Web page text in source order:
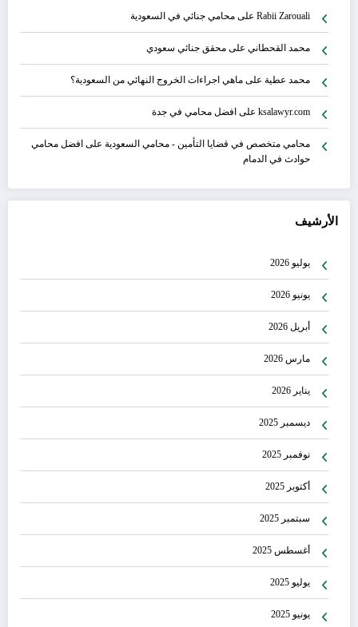
Rabii Zarouali على محامي جنائي في السعودية
محمد القحطاني على محقق جنائي سعودي
محمد عطية على ماهي اجراءات الخروج النهائي من السعودية؟
ksalawyr.com على افضل محامي في جدة
محامي متخصص في قضايا التأمين - محامي السعودية على افضل محامي
حوادث في الدمام
الأرشيف
يوليو 2026
يونيو 2026
أبريل 2026
مارس 2026
يناير 2026
ديسمبر 2025
نوفمبر 2025
أكتوبر 2025
سبتمبر 2025
أغسطس 2025
يوليو 2025
يونيو 2025